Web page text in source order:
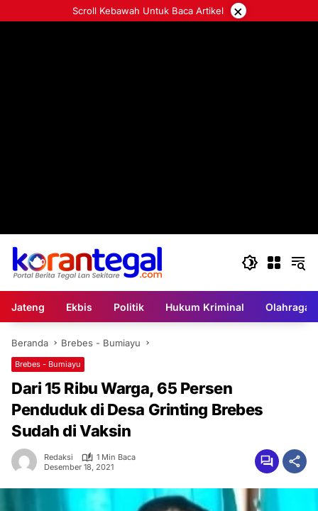
ke
Scroll Kebawah Untuk Baca Artikel ×
Jateng Ekbis Politik Hukum Kriminal Olahraga
Beranda Brebes - Bumiayu
Brebes - Bumiayu
Dari 15 Ribu Warga, 65 Persen
Penduduk di Desa Grinting Brebes
Sudah di Vaksin
Redaksi
1 Min Baca
Desember 18, 2021